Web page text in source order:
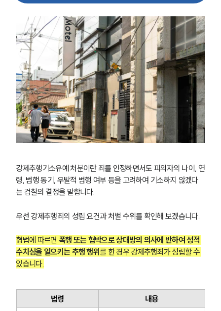
강제추행기소유예 처분이란 죄를 인정하면서도 피의자의 나이, 연
령, 범행 동기, 우발적 범행 여부 등을 고려하여 기소하지 않겠다
는 검찰의 결정을 말합니다.
우선 강제추행죄의 성립 요건과 처벌 수위를 확인해 보겠습니다.
형법에 따르면 폭행 또는 협박으로 상대방의 의사에 반하여 성적
수치심을 일으키는 추행 행위를 한 경우 강제추행죄가 성립할 수
있습니다.
법령
내용